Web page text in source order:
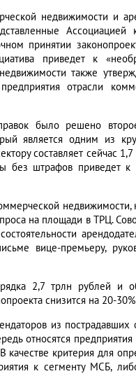
недвижимости и
Ассоциацией
принятии
приведет к
также
отрасли
было решено
является одним из
составляет сейчас 1,7
без штрафов приведет
на площади в ТРЦ.
вице-премьеру,
2,7 трлн рублей и
снизится на 20-
из пострадавших
относятся
критерия для
к сегменту МСБ,